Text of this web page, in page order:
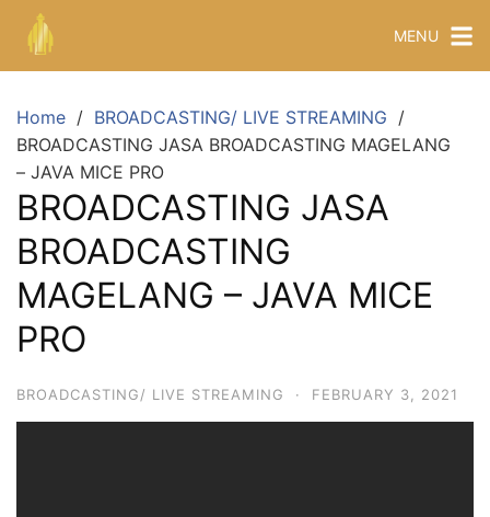
MENU
Home
BROADCASTING/ LIVE STREAMING
BROADCASTING JASA BROADCASTING MAGELANG
– JAVA MICE PRO
BROADCASTING JASA
BROADCASTING
MAGELANG – JAVA MICE
PRO
BROADCASTING/ LIVE STREAMING · FEBRUARY 3, 2021